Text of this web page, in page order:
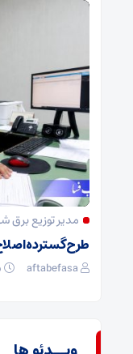
مدیر توزیع برق
طرح گسترده
aftabefasa